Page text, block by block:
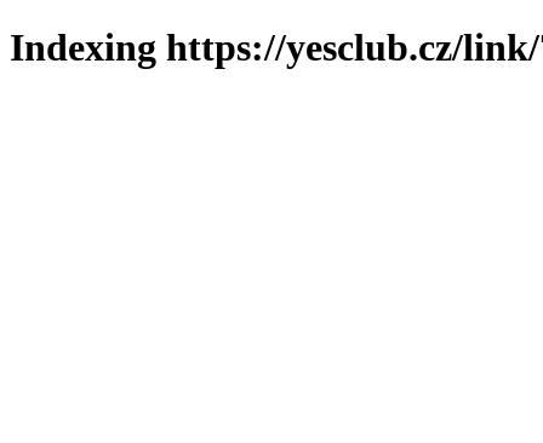
Indexing https://yesclub.cz/link/